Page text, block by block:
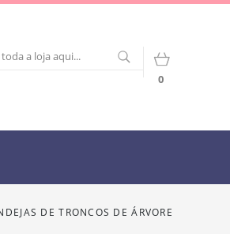
0
DE TRONCOS DE ÁRVORE